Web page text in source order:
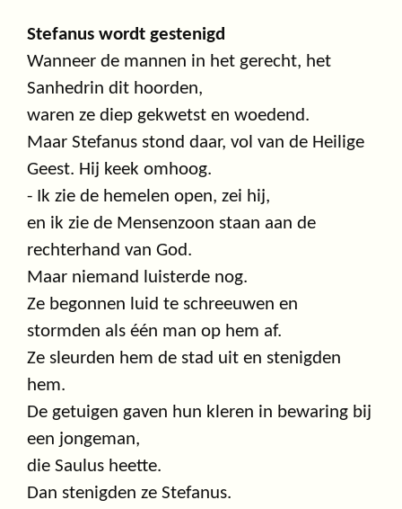
Stefanus wordt gestenigd
Wanneer de mannen in het gerecht, het
Sanhedrin dit hoorden,
waren ze diep gekwetst en woedend.
Maar Stefanus stond daar, vol van de Heilige
Geest. Hij keek omhoog.
- Ik zie de hemelen open, zei hij,
en ik zie de Mensenzoon staan aan de
rechterhand van God.
Maar niemand luisterde nog.
Ze begonnen luid te schreeuwen en
stormden als één man op hem af.
Ze sleurden hem de stad uit en stenigden
hem.
De getuigen gaven hun kleren in bewaring bij
een jongeman,
die Saulus heette.
Dan stenigden ze Stefanus.